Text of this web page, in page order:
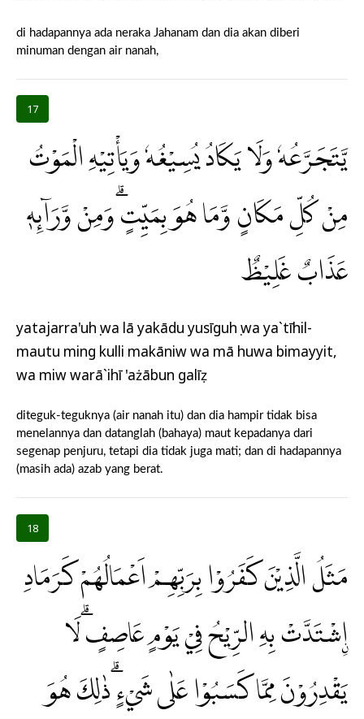
di hadapannya ada neraka Jahanam dan dia akan diberi
minuman dengan air nanah,
17
يَّتَجَرَّعُهٗ وَلَا يَكَادُ يُسِيْغُهٗ وَيَأْتِيْهِ الْمَوْتُ
مِنْ كُلِّ مَكَانٍ وَّمَا هُوَ بِمَيِّتٍۗ وَمِنْ وَّرَاۤىِٕهٖ
عَذَابٌ غَلِيْظٌ
yatajarra'uhụ wa lā yakādu yusīguhụ wa ya`tīhil-
mautu ming kulli makāniw wa mā huwa bimayyit,
wa miw warā`ihī 'ażābun galīẓ
diteguk-teguknya (air nanah itu) dan dia hampir tidak bisa
menelannya dan datanglah (bahaya) maut kepadanya dari
segenap penjuru, tetapi dia tidak juga mati; dan di hadapannya
(masih ada) azab yang berat.
18
مَثَلُ الَّذِيْنَ كَفَرُوْا بِرَبِّهِمْ اَعْمَالُهُمْ كَرَمَادِ
ِۨاشْتَدَّتْ بِهِ الرِّيْحُ فِيْ يَوْمٍ عَاصِفٍۗ لَا
يَقْدِرُوْنَ مِمَّا كَسَبُوْا عَلٰى شَيْءٍ ۗذٰلِكَ هُوَ